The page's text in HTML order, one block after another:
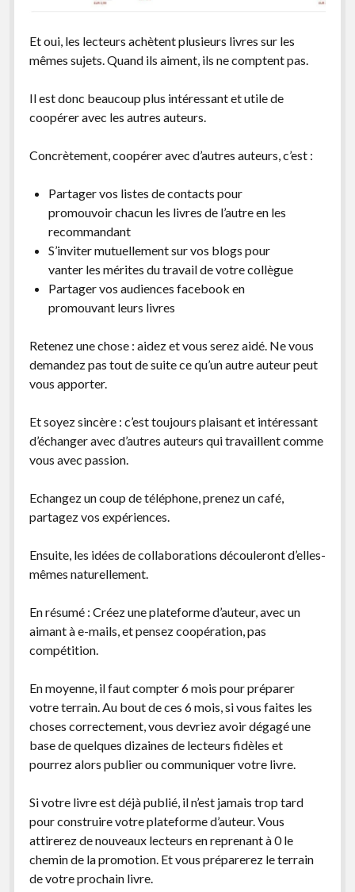
Et oui, les lecteurs achètent plusieurs livres sur les
mêmes sujets. Quand ils aiment, ils ne comptent pas.
Il est donc beaucoup plus intéressant et utile de
coopérer avec les autres auteurs.
Concrètement, coopérer avec d’autres auteurs, c’est :
Partager vos listes de contacts pour
promouvoir chacun les livres de l’autre en les
recommandant
S’inviter mutuellement sur vos blogs pour
vanter les mérites du travail de votre collègue
Partager vos audiences facebook en
promouvant leurs livres
Retenez une chose : aidez et vous serez aidé. Ne vous
demandez pas tout de suite ce qu’un autre auteur peut
vous apporter.
Et soyez sincère : c’est toujours plaisant et intéressant
d’échanger avec d’autres auteurs qui travaillent comme
vous avec passion.
Echangez un coup de téléphone, prenez un café,
partagez vos expériences.
Ensuite, les idées de collaborations découleront d’elles-
mêmes naturellement.
En résumé : Créez une plateforme d’auteur, avec un
aimant à e-mails, et pensez coopération, pas
compétition.
En moyenne, il faut compter 6 mois pour préparer
votre terrain. Au bout de ces 6 mois, si vous faites les
choses correctement, vous devriez avoir dégagé une
base de quelques dizaines de lecteurs fidèles et
pourrez alors publier ou communiquer votre livre.
Si votre livre est déjà publié, il n’est jamais trop tard
pour construire votre plateforme d’auteur. Vous
attirerez de nouveaux lecteurs en reprenant à 0 le
chemin de la promotion. Et vous préparerez le terrain
de votre prochain livre.